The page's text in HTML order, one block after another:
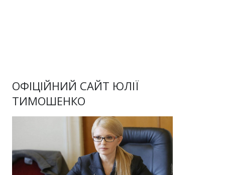
ОФІЦІЙНИЙ САЙТ ЮЛІЇ
ТИМОШЕНКО